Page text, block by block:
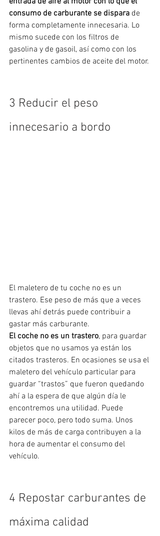
consumo de carburante se dispara de
forma completamente innecesaria. Lo
mismo sucede con los filtros de
gasolina y de gasoil, así como con los
pertinentes cambios de aceite del motor.
3 Reducir el peso
innecesario a bordo
El maletero de tu coche no es un
trastero. Ese peso de más que a veces
llevas ahí detrás puede contribuir a
gastar más carburante.
El coche no es un trastero, para guardar
objetos que no usamos ya están los
citados trasteros. En ocasiones se usa el
maletero del vehículo particular para
guardar “trastos” que fueron quedando
ahí a la espera de que algún día le
encontremos una utilidad. Puede
parecer poco, pero todo suma. Unos
kilos de más de carga contribuyen a la
hora de aumentar el consumo del
vehículo.
4 Repostar carburantes de
máxima calidad